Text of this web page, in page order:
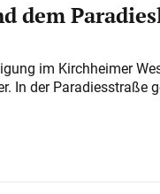
dem
im Kirchheimer
In der Paradiesstraße